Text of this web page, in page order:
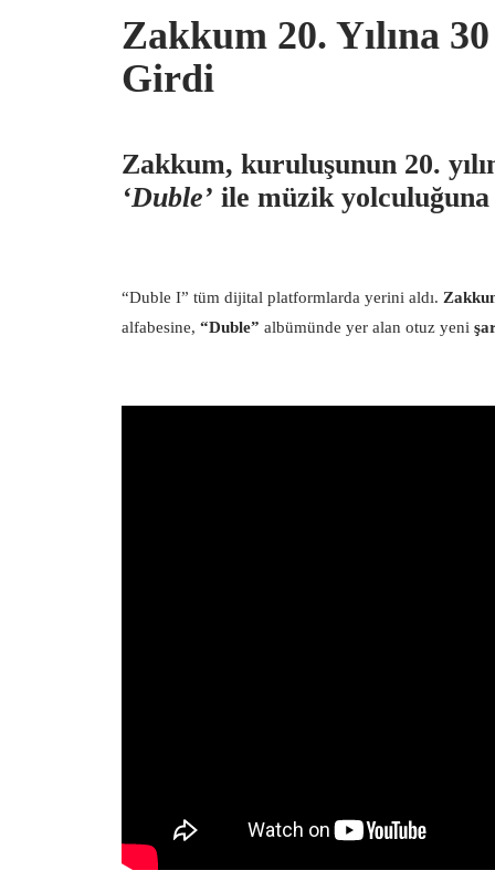
Zakkum 20. Yılına
Girdi
Zakkum, kuruluşunun 20.
‘Duble’ ile müzik
“Duble I” tüm dijital platformlarda yerini aldı.
alfabesine, “Duble” albümünde yer alan otuz yeni